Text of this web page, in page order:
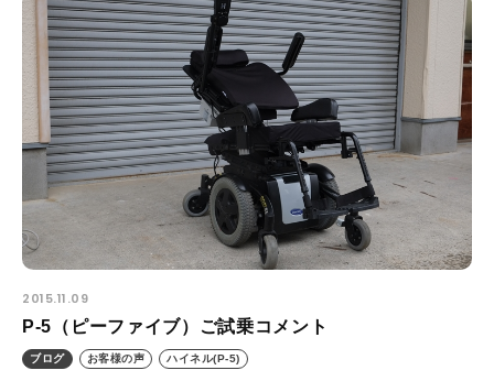
2015.11.09
P-5（ピーファイブ）ご試乗コメント
ブログ お客様の声 ハイネル(P-5)